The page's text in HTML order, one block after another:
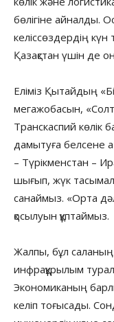
бөлігіне айналды.
келіссөздердің күн
Қазақстан үшін де
Еліміз Қытайдың
мегажобасын,
Транскаспий көлік
дамытуға белсене
– Түрікменстан –
шығып, жүк
санаймыз. «Орта
қосылуын құптаймыз.
Жалпы, бұл
инфрақұрылым
Экономиканың
келіп тоғысады.